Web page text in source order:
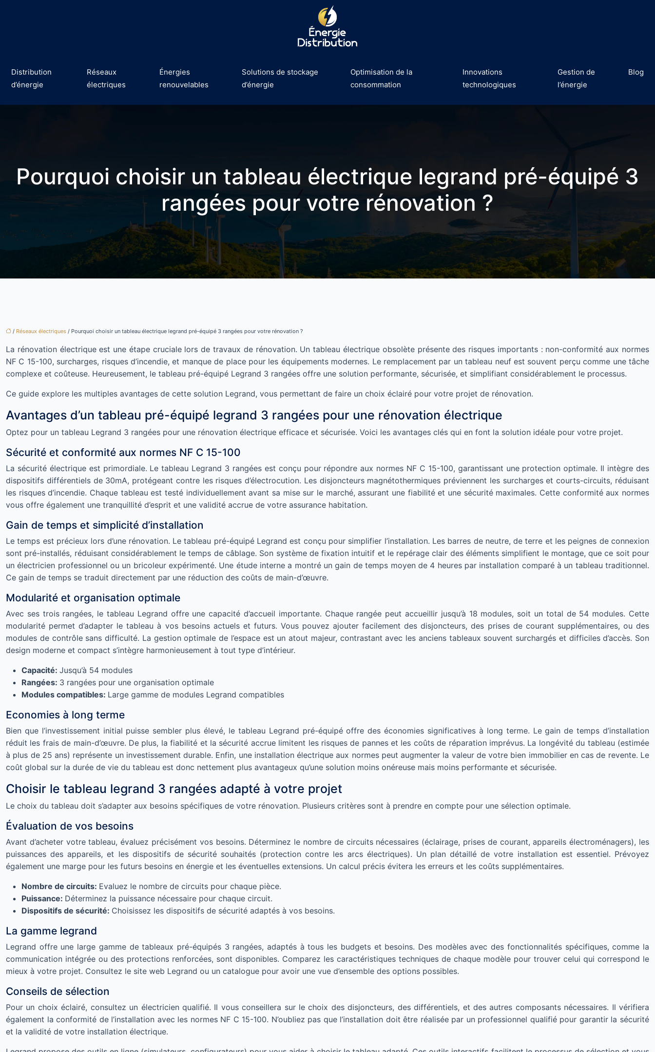
Distribution
d’énergie
Réseaux
électriques
Énergies
renouvelables
Solutions de stockage
d’énergie
Optimisation de la
consommation
Innovations
technologiques
Gestion de
l’énergie
Blog
Pourquoi choisir un tableau électrique legrand pré-équipé 3
rangées pour votre rénovation ?
/ Réseaux électriques / Pourquoi choisir un tableau électrique legrand pré-équipé 3 rangées pour votre rénovation ?
La rénovation électrique est une étape cruciale lors de travaux de rénovation. Un tableau électrique obsolète présente des risques importants : non-conformité aux normes
NF C 15-100, surcharges, risques d’incendie, et manque de place pour les équipements modernes. Le remplacement par un tableau neuf est souvent perçu comme une tâche
complexe et coûteuse. Heureusement, le tableau pré-équipé Legrand 3 rangées offre une solution performante, sécurisée, et simplifiant considérablement le processus.
Ce guide explore les multiples avantages de cette solution Legrand, vous permettant de faire un choix éclairé pour votre projet de rénovation.
Avantages d’un tableau pré-équipé legrand 3 rangées pour une rénovation électrique
Optez pour un tableau Legrand 3 rangées pour une rénovation électrique efficace et sécurisée. Voici les avantages clés qui en font la solution idéale pour votre projet.
Sécurité et conformité aux normes NF C 15-100
La sécurité électrique est primordiale. Le tableau Legrand 3 rangées est conçu pour répondre aux normes NF C 15-100, garantissant une protection optimale. Il intègre des
dispositifs différentiels de 30mA, protégeant contre les risques d’électrocution. Les disjoncteurs magnétothermiques préviennent les surcharges et courts-circuits, réduisant
les risques d’incendie. Chaque tableau est testé individuellement avant sa mise sur le marché, assurant une fiabilité et une sécurité maximales. Cette conformité aux normes
vous offre également une tranquillité d’esprit et une validité accrue de votre assurance habitation.
Gain de temps et simplicité d’installation
Le temps est précieux lors d’une rénovation. Le tableau pré-équipé Legrand est conçu pour simplifier l’installation. Les barres de neutre, de terre et les peignes de connexion
sont pré-installés, réduisant considérablement le temps de câblage. Son système de fixation intuitif et le repérage clair des éléments simplifient le montage, que ce soit pour
un électricien professionnel ou un bricoleur expérimenté. Une étude interne a montré un gain de temps moyen de 4 heures par installation comparé à un tableau traditionnel.
Ce gain de temps se traduit directement par une réduction des coûts de main-d’œuvre.
Modularité et organisation optimale
Avec ses trois rangées, le tableau Legrand offre une capacité d’accueil importante. Chaque rangée peut accueillir jusqu’à 18 modules, soit un total de 54 modules. Cette
modularité permet d’adapter le tableau à vos besoins actuels et futurs. Vous pouvez ajouter facilement des disjoncteurs, des prises de courant supplémentaires, ou des
modules de contrôle sans difficulté. La gestion optimale de l’espace est un atout majeur, contrastant avec les anciens tableaux souvent surchargés et difficiles d’accès. Son
design moderne et compact s’intègre harmonieusement à tout type d’intérieur.
Capacité: Jusqu’à 54 modules
Rangées: 3 rangées pour une organisation optimale
Modules compatibles: Large gamme de modules Legrand compatibles
Economies à long terme
Bien que l’investissement initial puisse sembler plus élevé, le tableau Legrand pré-équipé offre des économies significatives à long terme. Le gain de temps d’installation
réduit les frais de main-d’œuvre. De plus, la fiabilité et la sécurité accrue limitent les risques de pannes et les coûts de réparation imprévus. La longévité du tableau (estimée
à plus de 25 ans) représente un investissement durable. Enfin, une installation électrique aux normes peut augmenter la valeur de votre bien immobilier en cas de revente. Le
coût global sur la durée de vie du tableau est donc nettement plus avantageux qu’une solution moins onéreuse mais moins performante et sécurisée.
Choisir le tableau legrand 3 rangées adapté à votre projet
Le choix du tableau doit s’adapter aux besoins spécifiques de votre rénovation. Plusieurs critères sont à prendre en compte pour une sélection optimale.
Évaluation de vos besoins
Avant d’acheter votre tableau, évaluez précisément vos besoins. Déterminez le nombre de circuits nécessaires (éclairage, prises de courant, appareils électroménagers), les
puissances des appareils, et les dispositifs de sécurité souhaités (protection contre les arcs électriques). Un plan détaillé de votre installation est essentiel. Prévoyez
également une marge pour les futurs besoins en énergie et les éventuelles extensions. Un calcul précis évitera les erreurs et les coûts supplémentaires.
Nombre de circuits: Evaluez le nombre de circuits pour chaque pièce.
Puissance: Déterminez la puissance nécessaire pour chaque circuit.
Dispositifs de sécurité: Choisissez les dispositifs de sécurité adaptés à vos besoins.
La gamme legrand
Legrand offre une large gamme de tableaux pré-équipés 3 rangées, adaptés à tous les budgets et besoins. Des modèles avec des fonctionnalités spécifiques, comme la
communication intégrée ou des protections renforcées, sont disponibles. Comparez les caractéristiques techniques de chaque modèle pour trouver celui qui correspond le
mieux à votre projet. Consultez le site web Legrand ou un catalogue pour avoir une vue d’ensemble des options possibles.
Conseils de sélection
Pour un choix éclairé, consultez un électricien qualifié. Il vous conseillera sur le choix des disjoncteurs, des différentiels, et des autres composants nécessaires. Il vérifiera
également la conformité de l’installation avec les normes NF C 15-100. N’oubliez pas que l’installation doit être réalisée par un professionnel qualifié pour garantir la sécurité
et la validité de votre installation électrique.